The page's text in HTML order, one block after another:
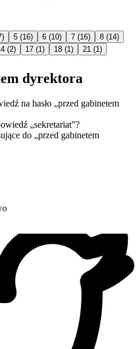
5 (16) 6 (10) 7 (16) 8 (14)
(2) 17 (1) 18 (1) 21 (1)
dyrektora
na hasło „przed gabinetem
„sekretariat”?
do „przed gabinetem